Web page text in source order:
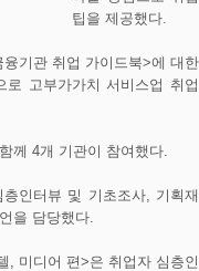
팁을 제공했다.
기관 취업 가이드북>에 대한
로 고부가가치 서비스업 취업
께 4개 기관이 참여했다.
인터뷰 및 기초조사, 기획재
을 담당했다.
, 미디어 편>은 취업자 심층인